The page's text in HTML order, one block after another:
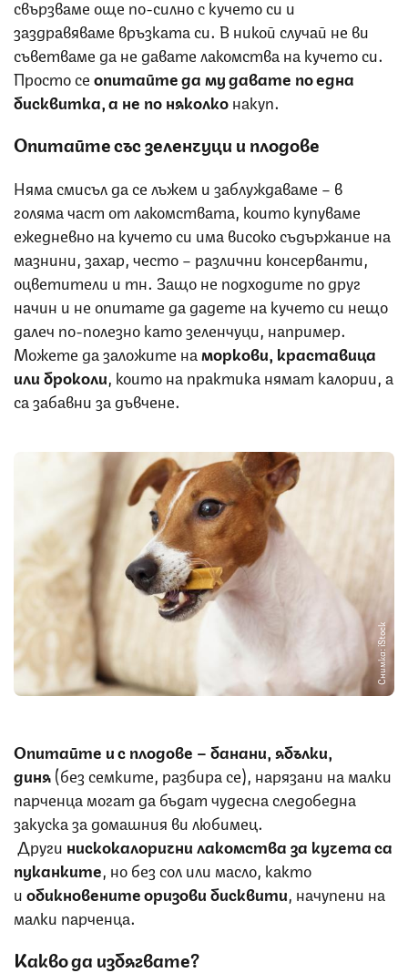
свързваме още по-силно с кучето си и
заздравяваме връзката си. В никой случай не ви
съветваме да не давате лакомства на кучето си.
Просто сеопитайте да му давате по една
бисквитка, а не по няколконакуп.
Опитайте със зеленчуци и плодове
Няма смисъл да се лъжем и заблуждаваме – в
голяма част от лакомствата, които купуваме
ежедневно на кучето си има високо съдържание на
мазнини, захар, често – различни консерванти,
оцветители и тн. Защо не подходите по друг
начин и не опитате да дадете на кучето си нещо
далеч по-полезно като зеленчуци, например.
Можете да заложите наморкови, краставица
или броколи , които на практика нямат калории, а
са забавни за дъвчене.
Снимка: iStock
Опитайте и с плодове – банани, ябълки,
диня(без семките, разбира се), нарязани на малки
парченца могат да бъдат чудесна следобедна
закуска за домашния ви любимец.
Други нискокалорични лакомства за кучета са
пуканките , но без сол или масло, както
иобикновените оризови бисквити , начупени на
малки парченца.
Какво да избягвате?